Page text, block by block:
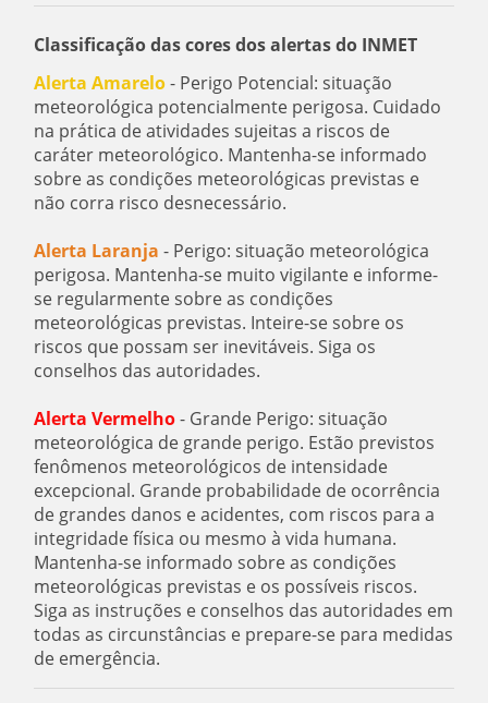
Classificação das cores dos alertas do INMET
Alerta Amarelo- Perigo Potencial: situação
meteorológica potencialmente perigosa. Cuidado
na prática de atividades sujeitas a riscos de
caráter meteorológico. Mantenha-se informado
sobre as condições meteorológicas previstas e
não corra risco desnecessário.
Alerta Laranja - Perigo: situação meteorológica
perigosa. Mantenha-se muito vigilante e informe-
se regularmente sobre as condições
meteorológicas previstas. Inteire-se sobre os
riscos que possam ser inevitáveis. Siga os
conselhos das autoridades.
Alerta Vermelho- Grande Perigo: situação
meteorológica de grande perigo. Estão previstos
fenômenos meteorológicos de intensidade
excepcional. Grande probabilidade de ocorrência
de grandes danos e acidentes, com riscos para a
integridade física ou mesmo à vida humana.
Mantenha-se informado sobre as condições
meteorológicas previstas e os possíveis riscos.
Siga as instruções e conselhos das autoridades em
todas as circunstâncias e prepare-se para medidas
de emergência.